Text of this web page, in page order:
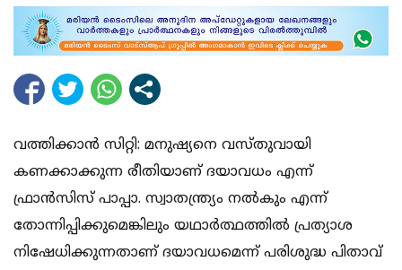
വത്തിക്കാന്‍ സിറ്റി: മനുഷ്യനെ വസ്തുവായി
കണക്കാക്കുന്ന രീതിയാണ് ദയാവധം എന്ന്
ഫ്രാന്‍സിസ് പാപ്പാ. സ്വാതന്ത്ര്യം നല്‍കും എന്ന്
തോന്നിപ്പിക്കുമെങ്കിലും യഥാര്‍ത്ഥത്തില്‍ പ്രത്യാശ
നിഷേധിക്കുന്നതാണ് ദയാവധമെന്ന് പരിശുദ്ധ പിതാവ്